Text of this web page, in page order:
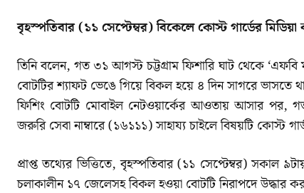
বৃহস্পতিবার (১১ সেপ্টেম্বর) বিকেলে কোস্ট গার্ডের
তিনি বলেন, গত ৩১ আগস্ট চট্টগ্রাম ফিশারি ঘাট থেকে
বোটটির শ্যাফট ভেঙে গিয়ে বিকল হয়ে ৪ দিন সাগরে ভাসতে
ফিশিং বোটটি মোবাইল নেটওয়ার্কের আওতায় আসার পর,
জরুরি সেবা নাম্বারে (১৬১১১) সাহায্য চাইলে বিষয়টি কোস্ট
প্রাপ্ত তথ্যের ভিত্তিতে, বৃহস্পতিবার (১১ সেপ্টেম্বর) সকাল
চলাকালীন ১৭ জেলেসহ বিকল হওয়া বোটটি নিরাপদে উদ্ধার